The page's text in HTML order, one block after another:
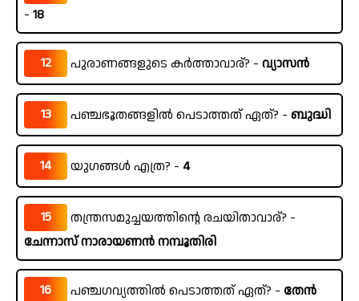
- 18
12 പുരാണങ്ങളുടെ കർത്താവാര്? - വ്യാസൻ
13 പഞ്ചഭൂതങ്ങളിൽ പെടാത്തത് ഏത്? - ബുദ്ധി
14 യുഗങ്ങൾ എത്ര? - 4
15
തന്ത്രസമുച്ചയത്തിന്റെ രചയിതാവാര്? -
ചേന്നാസ് നാരായണൻ നമ്പൂതിരി
16 പഞ്ചഗവ്യത്തിൽ പെടാത്തത് ഏത്? - തേൻ